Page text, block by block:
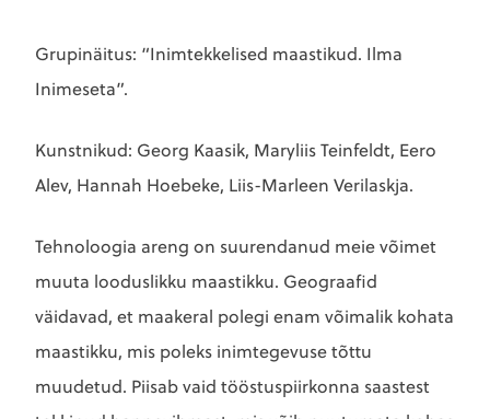
Grupinäitus: “Inimtekkelised maastikud. Ilma
Inimeseta”.
Kunstnikud: Georg Kaasik, Maryliis Teinfeldt, Eero
Alev, Hannah Hoebeke, Liis-Marleen Verilaskja.
Tehnoloogia areng on suurendanud meie võimet
muuta looduslikku maastikku. Geograafid
väidavad, et maakeral polegi enam võimalik kohata
maastikku, mis poleks inimtegevuse tõttu
muudetud. Piisab vaid tööstuspiirkonna saastest